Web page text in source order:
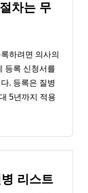
차는 무
하려면 의사의
등록 신청서를
. 등록은 질병
5년까지 적용
리스트